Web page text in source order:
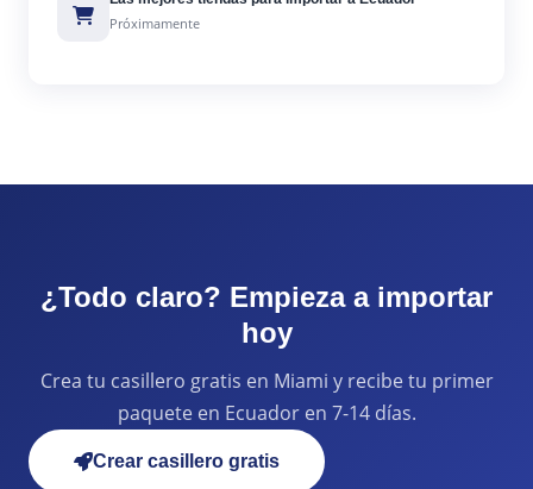
Próximamente
¿Todo claro? Empieza a importar
hoy
Crea tu casillero gratis en Miami y recibe tu primer
paquete en Ecuador en 7-14 días.
Crear casillero gratis